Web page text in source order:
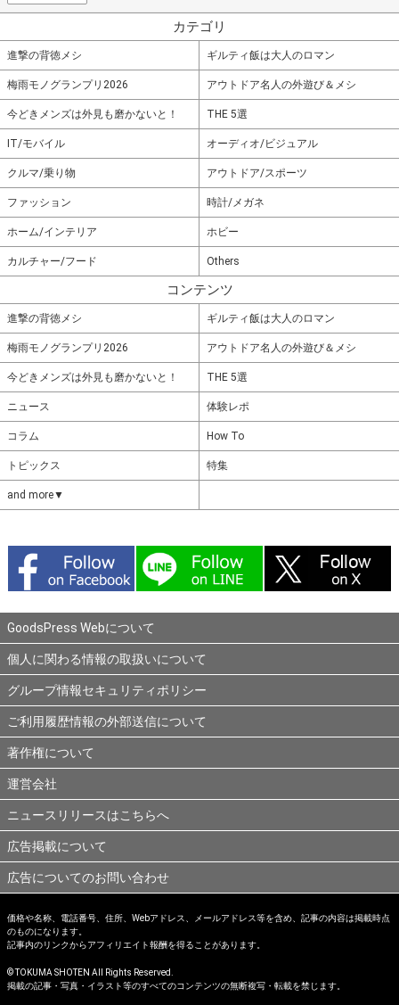
カテゴリ
進撃の背徳メシ ギルティ飯は大人のロマン
梅雨モノグランプリ2026 アウトドア名人の外遊び＆メシ
今どきメンズは外見も磨かないと！ THE 5選
IT/モバイル オーディオ/ビジュアル
クルマ/乗り物 アウトドア/スポーツ
ファッション 時計/メガネ
ホーム/インテリア ホビー
カルチャー/フード Others
コンテンツ
進撃の背徳メシ ギルティ飯は大人のロマン
梅雨モノグランプリ2026 アウトドア名人の外遊び＆メシ
今どきメンズは外見も磨かないと！ THE 5選
ニュース 体験レポ
コラム How To
トピックス 特集
and more▼
GoodsPress Webについて
個人に関わる情報の取扱いについて
グループ情報セキュリティポリシー
ご利用履歴情報の外部送信について
著作権について
運営会社
ニュースリリースはこちらへ
広告掲載について
広告についてのお問い合わせ
価格や名称、電話番号、住所、Webアドレス、メールアドレス等を含め、記事の内容は掲載時点
のものになります。
記事内のリンクからアフィリエイト報酬を得ることがあります。
© TOKUMA SHOTEN All Rights Reserved.
掲載の記事・写真・イラスト等のすべてのコンテンツの無断複写・転載を禁じます。